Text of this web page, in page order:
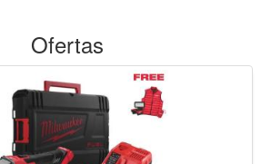
Ofertas